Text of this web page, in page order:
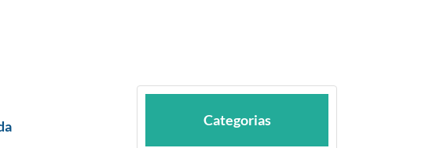
Categorias